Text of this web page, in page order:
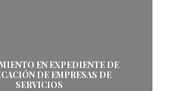
EN EXPEDIENTE DE
DE EMPRESAS DE
SERVICIOS